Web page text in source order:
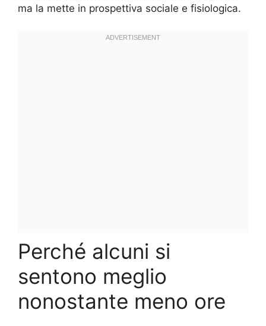
ma la mette in prospettiva sociale e fisiologica.
Perché alcuni si
sentono meglio
nonostante meno ore